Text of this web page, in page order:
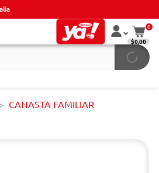
0
$0,00
CANASTA FAMILIAR